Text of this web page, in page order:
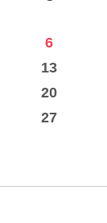
6
13
20
27